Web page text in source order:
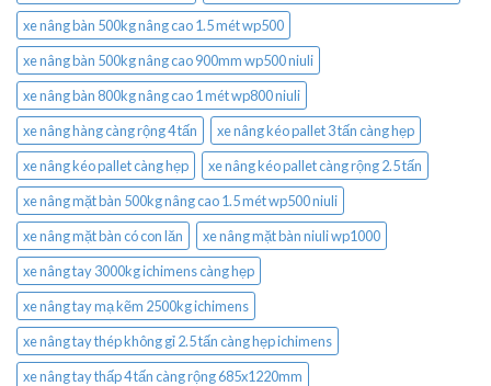
xe nâng bàn 500kg nâng cao 1.5 mét wp500
xe nâng bàn 500kg nâng cao 900mm wp500 niuli
xe nâng bàn 800kg nâng cao 1 mét wp800 niuli
xe nâng hàng càng rộng 4 tấn
xe nâng kéo pallet 3 tấn càng hẹp
xe nâng kéo pallet càng hẹp
xe nâng kéo pallet càng rộng 2.5 tấn
xe nâng mặt bàn 500kg nâng cao 1.5 mét wp500 niuli
xe nâng mặt bàn có con lăn
xe nâng mặt bàn niuli wp1000
xe nâng tay 3000kg ichimens càng hẹp
xe nâng tay mạ kẽm 2500kg ichimens
xe nâng tay thép không gỉ 2.5 tấn càng hẹp ichimens
xe nâng tay thấp 4 tấn càng rộng 685x1220mm